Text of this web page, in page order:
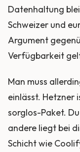
Datenhaltung
Schweizer und
Argument
Verfügbarkeit
Man muss
einlässt. Hetzner
sorglos-Paket.
andere liegt bei
Schicht wie